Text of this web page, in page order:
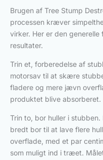
Brugen af Tree Stump
processen kræver
virker. Her er den
resultater.
Trin et, forberedelse af
motorsav til at skære
fladere og mere jævn
produktet blive absorberet.
Trin to, bor huller i
bredt bor til at lave flere
overflade, med et par
som muligt ind i træet.